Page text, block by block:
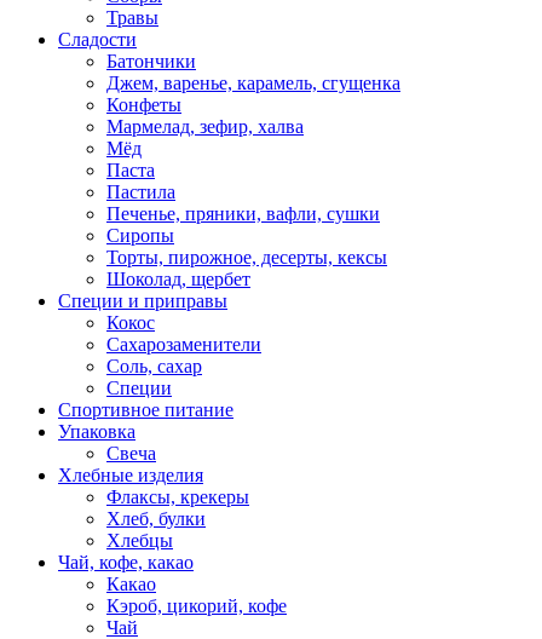
Травы
Сладости
Батончики
Джем, варенье, карамель, сгущенка
Конфеты
Мармелад, зефир, халва
Мёд
Паста
Пастила
Печенье, пряники, вафли, сушки
Сиропы
Торты, пирожное, десерты, кексы
Шоколад, щербет
Специи и приправы
Кокос
Сахарозаменители
Соль, сахар
Специи
Спортивное питание
Упаковка
Свеча
Хлебные изделия
Флаксы, крекеры
Хлеб, булки
Хлебцы
Чай, кофе, какао
Какао
Кэроб, цикорий, кофе
Чай